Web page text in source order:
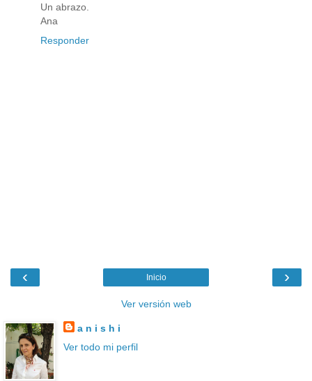
Un abrazo.
Ana
Responder
‹ ›
Inicio
Ver versión web
a n i s h i
Ver todo mi perfil